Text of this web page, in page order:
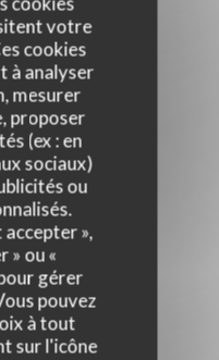
votre
cookies
à analyser
mesurer
proposer
(ex : en
sociaux)
ou
accepter »,
» ou «
gérer
pouvez
à tout
sur l'icône